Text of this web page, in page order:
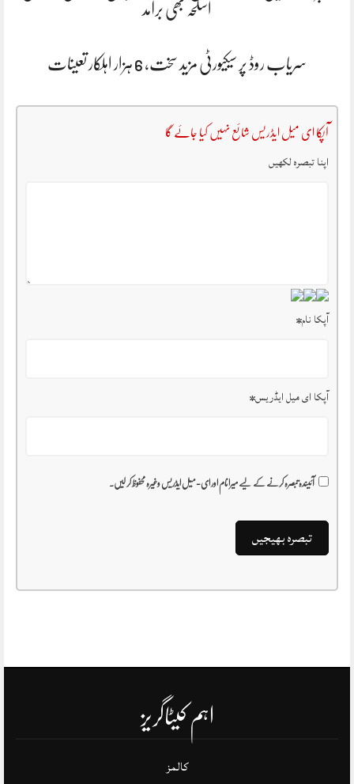
اسلحہ بھی برآمد
سریاب روڈ پر سیکیورٹی مزید سخت، 6 ہزار اہلکار تعینات
آپکا ای میل ایڈریس شائع نہیں کیا جائے گا
اپنا تبصرہ لکھیں
آپکا نام*
آپکا ای میل ایڈریس*
آئیندہ تبصرہ کرنے کے لیے میرا نام اور ای-میل ایڈریس وغیرہ محفوظ کر لیں۔
اہم کیٹاگریز
کالمز